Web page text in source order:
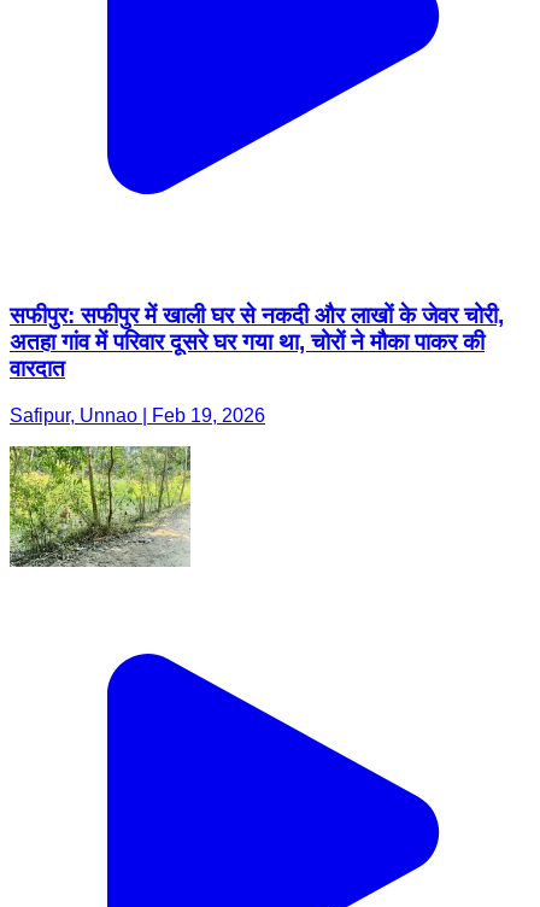
सफीपुर: सफीपुर में खाली घर से नकदी और लाखों के जेवर चोरी,
अतहा गांव में परिवार दूसरे घर गया था, चोरों ने मौका पाकर की
वारदात
Safipur, Unnao | Feb 19, 2026